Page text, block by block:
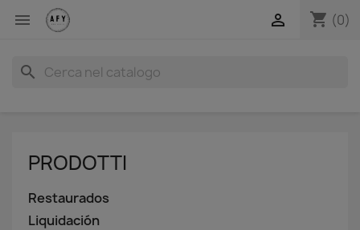
 shopping_cart (0)

search
PRODOTTI
Restaurados
Liquidación